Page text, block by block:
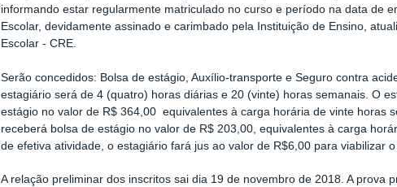
informando estar regularmente matriculado no curso e período na data de
Escolar, devidamente assinado e carimbado pela Instituição de Ensino,
Escolar - CRE.
Serão concedidos: Bolsa de estágio, Auxílio-transporte e Seguro contra
estagiário será de 4 (quatro) horas diárias e 20 (vinte) horas semanais. O
estágio no valor de R$ 364,00 equivalentes à carga horária de vinte horas
receberá bolsa de estágio no valor de R$ 203,00, equivalentes à carga
de efetiva atividade, o estagiário fará jus ao valor de R$6,00 para viabilizar o
A relação preliminar dos inscritos sai dia 19 de novembro de 2018. A prova